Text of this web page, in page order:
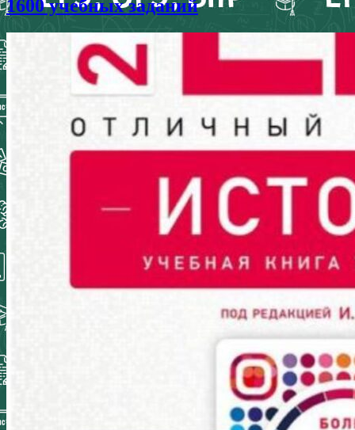
1600 учебных заданий